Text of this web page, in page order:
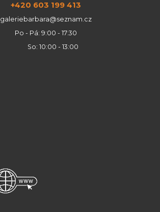
+420 603 199 413
galeriebarbara@seznam.cz
Po - Pá: 9:00 - 17:30
So: 10:00 - 13:00